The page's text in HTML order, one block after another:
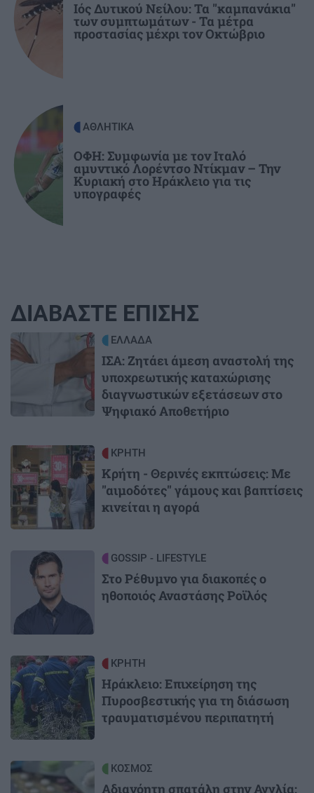
17:37
ΚΡΗΤΗ
Σύλληψη 24χρονου στα Χανιά: Κράτησε
κλειδωμένη 17χρονη ανήλικη μέσα σε σπίτι
Ιός Δυτικού Νείλου: Τα "καμπανάκια"
των συμπτωμάτων - Τα μέτρα
προστασίας μέχρι τον Οκτώβριο
ΑΘΛΗΤΙΚΑ
ΟΦΗ: Συμφωνία με τον Ιταλό
αμυντικό Λορέντσο Ντίκμαν – Την
Κυριακή στο Ηράκλειο για τις
υπογραφές
ΔΙΑΒΑΣΤΕ ΕΠΙΣΗΣ
Image ΕΛΛΑΔΑ
ΙΣΑ: Ζητάει άμεση αναστολή της
υποχρεωτικής καταχώρισης
διαγνωστικών εξετάσεων στο
Ψηφιακό Αποθετήριο
Image ΚΡΗΤΗ
Κρήτη - Θερινές εκπτώσεις: Με
"αιμοδότες" γάμους και βαπτίσεις
κινείται η αγορά
Image GOSSIP - LIFESTYLE
Στο Ρέθυμνο για διακοπές ο
ηθοποιός Αναστάσης Ροϊλός
Image ΚΡΗΤΗ
Ηράκλειο: Επιχείρηση της
Πυροσβεστικής για τη διάσωση
τραυματισμένου περιπατητή
Image ΚΟΣΜΟΣ
Αδιανόητη σπατάλη στην Αγγλία: